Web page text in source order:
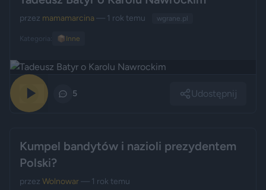
przez mamamarcina — 1 rok temu wgrane.pl
Kategoria: 📦 Inne
5 Udostępnij
Kumpel bandytów i nazioli prezydentem
Polski?
przez Wolnowar— 1 rok temu